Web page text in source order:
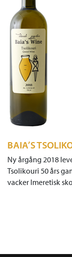
BAIA’S
Ny årgång 2018
Tsolikouri 50 års
vacker Imeretisk